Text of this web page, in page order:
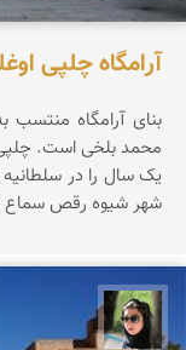
آرامگاه چلپی
بنای آرامگاه منتسب
محمد بلخی است.
شهر شیوه رقص
سپیده اصلان